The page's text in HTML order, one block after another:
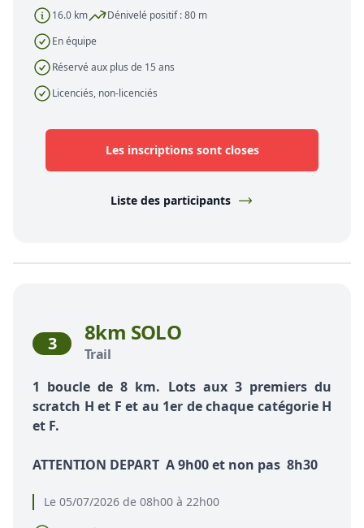
16.0 km
Dénivelé positif : 80 m
En équipe
Réservé aux plus de 15 ans
Licenciés, non-licenciés
Les inscriptions sont closes
Liste des participants
Le 05/07/2026 de 08h00 à 22h00
3 8km SOLO
Trail
1 boucle de 8 km. Lots aux 3 premiers du
scratch H et F et au 1er de chaque catégorie H
et F.
ATTENTION DEPART A 9h00 et non pas 8h30